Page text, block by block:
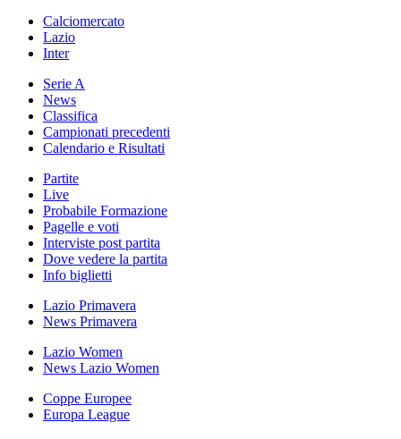
Calciomercato
Lazio
Inter
Serie A
News
Classifica
Campionati precedenti
Calendario e Risultati
Partite
Live
Probabile Formazione
Pagelle e voti
Interviste post partita
Dove vedere la partita
Info biglietti
Lazio Primavera
News Primavera
Lazio Women
News Lazio Women
Coppe Europee
Europa League